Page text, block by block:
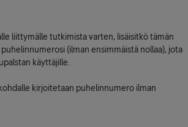
liittymälle tutkimista varten, lisäisitkö tämän
(ilman ensimmäistä nollaa), jota
käyttäjille.
kirjoitetaan puhelinnumero ilman